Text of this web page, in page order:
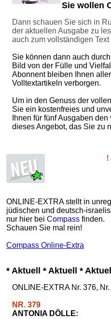
Sie wollen
Dann schauen Sie sich in
der aktuellen Ausgabe zu
auch zum vollständigen
Sie können dann auch
Bild von der Fülle und
Abonnent bleiben Ihnen
Volltextartikeln verborgen.
Um in den Genuss der
Sie ein kostenfreies und
Ihnen für fünf Ausgaben
dieses Angebot, das Sie zu
!
ONLINE-EXTRA stellt in
jüdischen und deutsch-
nur hier bei Compass finden.
Schauen Sie mal rein!
Compass Online-Extra
* Aktuell * Aktuell *
ONLINE-EXTRA Nr. 376,
NR. 379
ANTONIA DÖLLE: